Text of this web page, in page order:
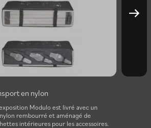
en nylon
Modulo est livré avec un
rembourré et aménagé de
intérieures pour les accessoires.